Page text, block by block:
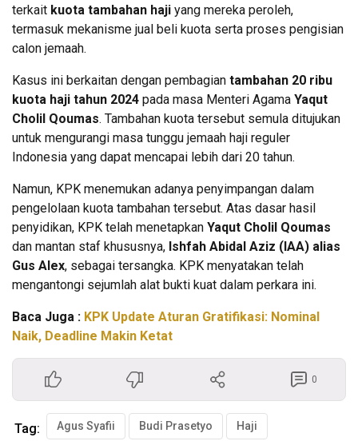
terkait kuota tambahan haji yang mereka peroleh,
termasuk mekanisme jual beli kuota serta proses pengisian
calon jemaah.
Kasus ini berkaitan dengan pembagian tambahan 20 ribu
kuota haji tahun 2024 pada masa Menteri Agama Yaqut
Cholil Qoumas. Tambahan kuota tersebut semula ditujukan
untuk mengurangi masa tunggu jemaah haji reguler
Indonesia yang dapat mencapai lebih dari 20 tahun.
Namun, KPK menemukan adanya penyimpangan dalam
pengelolaan kuota tambahan tersebut. Atas dasar hasil
penyidikan, KPK telah menetapkan Yaqut Cholil Qoumas
dan mantan staf khususnya, Ishfah Abidal Aziz (IAA) alias
Gus Alex, sebagai tersangka. KPK menyatakan telah
mengantongi sejumlah alat bukti kuat dalam perkara ini.
Baca Juga : KPK Update Aturan Gratifikasi: Nominal
Naik, Deadline Makin Ketat
0
Tag: Agus Syafii Budi Prasetyo Haji